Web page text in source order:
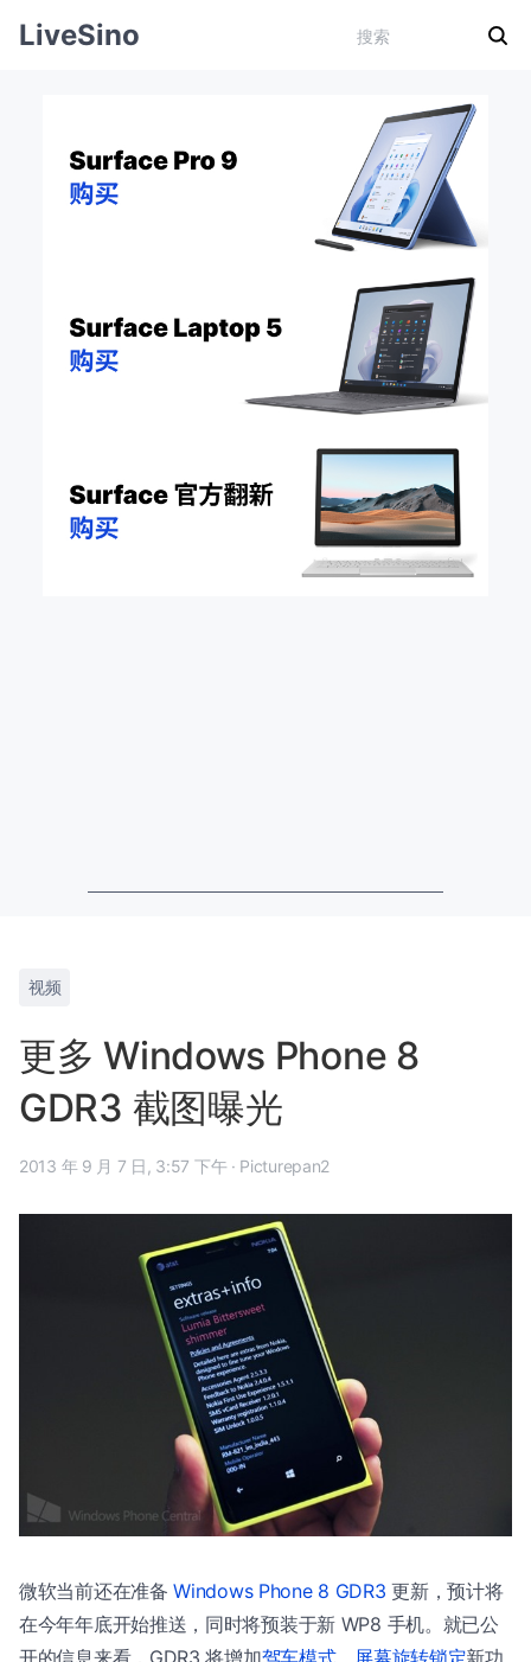
LiveSino
视频
更多 Windows Phone 8
GDR3 截图曝光
2013 年 9 月 7 日, 3:57 下午 · Picturepan2
微软当前还在准备Windows Phone 8 GDR3 更新，预计将
在今年年底开始推送，同时将预装于新 WP8 手机。就已公
开的信息来看，GDR3 将增加驾车模式、屏幕旋转锁定新功